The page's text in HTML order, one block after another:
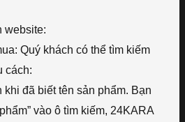
website:
Quý khách có thể tìm kiếm
cách:
khi đã biết tên sản phẩm. Bạn
vào ô tìm kiếm, 24KARA